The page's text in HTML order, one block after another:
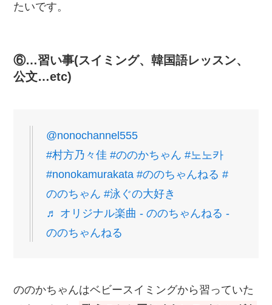
たいです。
⑥…習い事(スイミング、韓国語レッスン、
公文…etc)
@nonochannel555
#村方乃々佳 #ののかちゃん #노노카
#nonokamurakata #ののちゃんねる #
ののちゃん #泳ぐの大好き
♬ オリジナル楽曲 - ののちゃんねる -
ののちゃんねる
ののかちゃんはベビースイミングから習っていた